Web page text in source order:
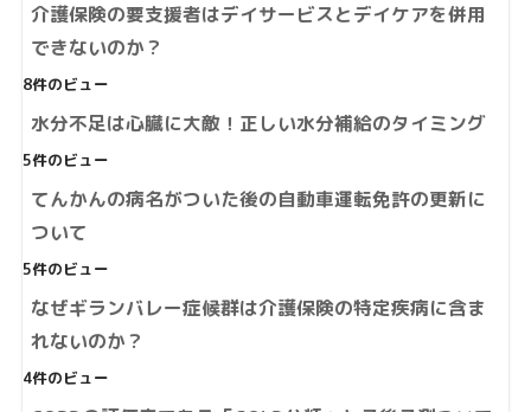
介護保険の要支援者はデイサービスとデイケアを併用
できないのか？
8件のビュー
水分不足は心臓に大敵！正しい水分補給のタイミング
5件のビュー
てんかんの病名がついた後の自動車運転免許の更新に
ついて
5件のビュー
なぜギランバレー症候群は介護保険の特定疾病に含ま
れないのか？
4件のビュー